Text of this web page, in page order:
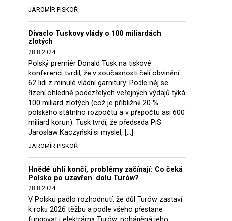
JAROMÍR PISKOŘ
Divadlo Tuskovy vlády o 100 miliardách
zlotých
28.8.2024
Polský premiér Donald Tusk na tiskové
konferenci tvrdil, že v současnosti čelí obvinění
62 lidí z minulé vládní garnitury. Podle něj se
řízení ohledně podezřelých veřejných výdajů týká
100 miliard zlotých (což je přibližně 20 %
polského státního rozpočtu a v přepočtu asi 600
miliard korun). Tusk tvrdí, že předseda PiS
Jarosław Kaczyński si myslel, […]
JAROMÍR PISKOŘ
Hnědé uhlí končí, problémy začínají: Co čeká
Polsko po uzavření dolu Turów?
28.8.2024
V Polsku padlo rozhodnutí, že důl Turów zastaví
k roku 2026 těžbu a podle všeho přestane
fungovat i elektrárna Turów, poháněná jeho